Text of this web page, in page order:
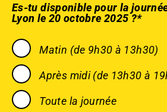
Es-tu disponible pour la
Lyon le 20 octobre 2025 ?*
Matin (de 9h30 à 13h30)
Après midi (de 13h30 à
Toute la journée